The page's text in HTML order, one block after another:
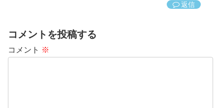
返信
コメントを投稿する
コメント ※